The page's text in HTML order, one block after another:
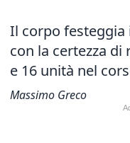
Il corpo festeggia
con la certezza di
e 16 unità nel
Massimo Greco